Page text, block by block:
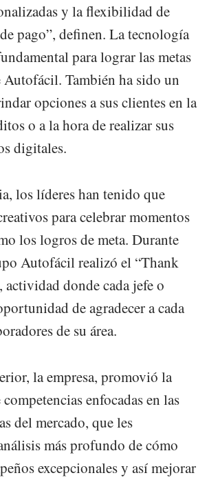
y la flexibilidad de
pago”, definen. La tecnología
para lograr las metas
También ha sido un
opciones a sus clientes en la
o a la hora de realizar sus
digitales.
los líderes han tenido que
para celebrar momentos
los logros de meta. Durante
Autofácil realizó el “Thank
actividad donde cada jefe o
de agradecer a cada
de su área.
la empresa, promovió la
enfocadas en las
del mercado, que les
más profundo de cómo
excepcionales y así mejorar